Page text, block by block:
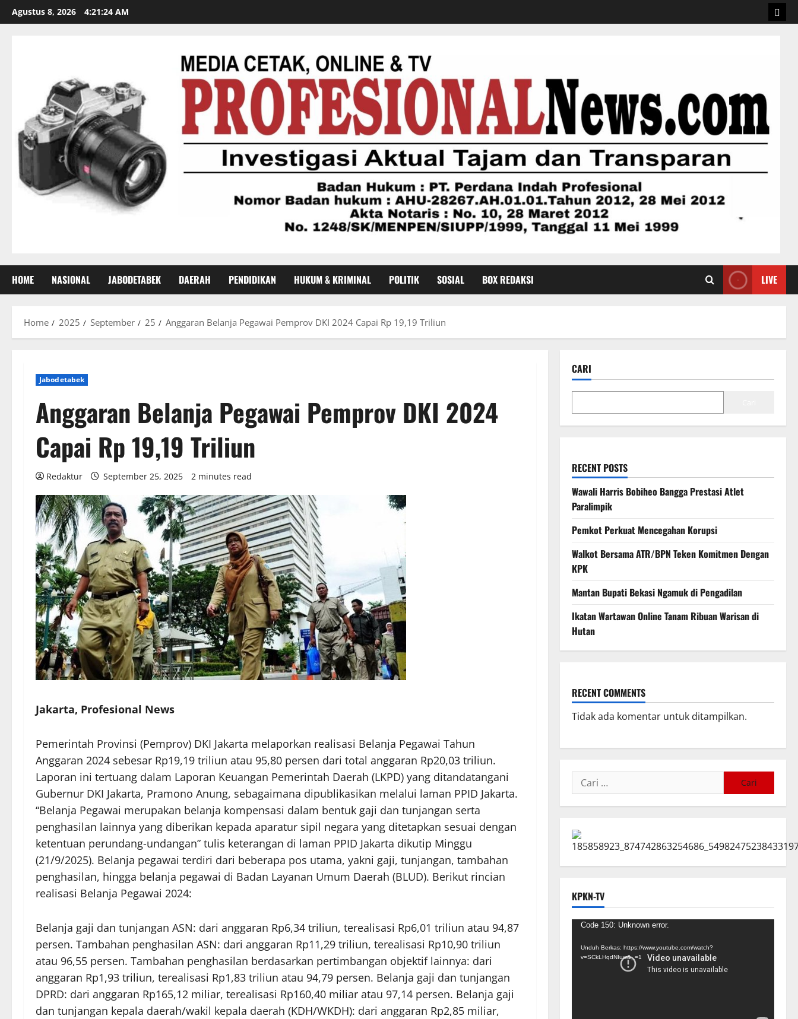
Agustus 8, 2026 4:21:25 AM
HOME NASIONAL JABODETABEK DAERAH PENDIDIKAN HUKUM & KRIMINAL POLITIK SOSIAL BOX REDAKSI LIVE
Home 2025 September 25 Anggaran Belanja Pegawai Pemprov DKI 2024 Capai Rp 19,19 Triliun
Jabodetabek
Anggaran Belanja Pegawai Pemprov DKI 2024
Capai Rp 19,19 Triliun
Redaktur September 25, 2025 2 minutes read
Jakarta, Profesional News
Pemerintah Provinsi (Pemprov) DKI Jakarta melaporkan realisasi Belanja Pegawai Tahun
Anggaran 2024 sebesar Rp19,19 triliun atau 95,80 persen dari total anggaran Rp20,03 triliun.
Laporan ini tertuang dalam Laporan Keuangan Pemerintah Daerah (LKPD) yang ditandatangani
Gubernur DKI Jakarta, Pramono Anung, sebagaimana dipublikasikan melalui laman PPID Jakarta.
“Belanja Pegawai merupakan belanja kompensasi dalam bentuk gaji dan tunjangan serta
penghasilan lainnya yang diberikan kepada aparatur sipil negara yang ditetapkan sesuai dengan
ketentuan perundang-undangan” tulis keterangan di laman PPID Jakarta dikutip Minggu
(21/9/2025). Belanja pegawai terdiri dari beberapa pos utama, yakni gaji, tunjangan, tambahan
penghasilan, hingga belanja pegawai di Badan Layanan Umum Daerah (BLUD). Berikut rincian
realisasi Belanja Pegawai 2024:
Belanja gaji dan tunjangan ASN: dari anggaran Rp6,34 triliun, terealisasi Rp6,01 triliun atau 94,87
persen. Tambahan penghasilan ASN: dari anggaran Rp11,29 triliun, terealisasi Rp10,90 triliun
atau 96,55 persen. Tambahan penghasilan berdasarkan pertimbangan objektif lainnya: dari
anggaran Rp1,93 triliun, terealisasi Rp1,83 triliun atau 94,79 persen. Belanja gaji dan tunjangan
DPRD: dari anggaran Rp165,12 miliar, terealisasi Rp160,40 miliar atau 97,14 persen. Belanja gaji
dan tunjangan kepala daerah/wakil kepala daerah (KDH/WKDH): dari anggaran Rp2,85 miliar,
CARI
RECENT POSTS
Wawali Harris Bobiheo Bangga Prestasi Atlet
Paralimpik
Pemkot Perkuat Mencegahan Korupsi
Walkot Bersama ATR/BPN Teken Komitmen Dengan
KPK
Mantan Bupati Bekasi Ngamuk di Pengadilan
Ikatan Wartawan Online Tanam Ribuan Warisan di
Hutan
RECENT COMMENTS
Tidak ada komentar untuk ditampilkan.
KPKN-TV
Pemutar
Code 150: Unknown error.
Unduh Berkas: https://www.youtube.com/watch?
v=SCkLHqdNIuw&_=1